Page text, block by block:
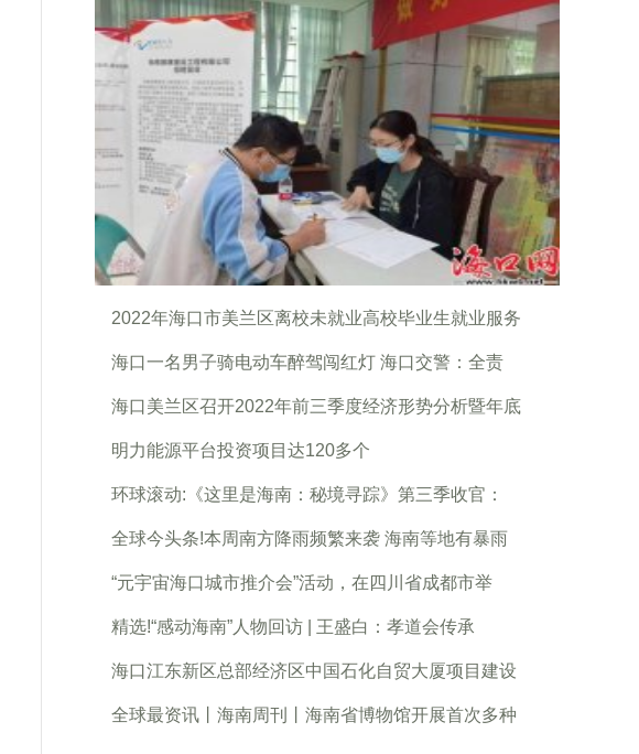
2022年海口市美兰区离校未就业高校毕业生就业服务
海口一名男子骑电动车醉驾闯红灯 海口交警：全责
海口美兰区召开2022年前三季度经济形势分析暨年底
明力能源平台投资项目达120多个
环球滚动:《这里是海南：秘境寻踪》第三季收官：
全球今头条!本周南方降雨频繁来袭 海南等地有暴雨
“元宇宙海口城市推介会”活动，在四川省成都市举
精选!“感动海南”人物回访 | 王盛白：孝道会传承
海口江东新区总部经济区中国石化自贸大厦项目建设
全球最资讯丨海南周刊丨海南省博物馆开展首次多种